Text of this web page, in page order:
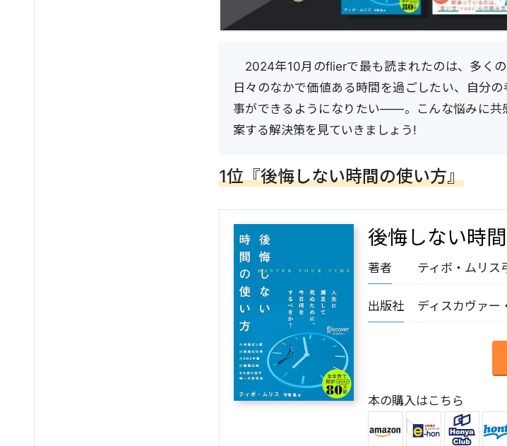
2024年10月のflierで最も読まれたのは、多く
日々のなかで価値ある時間を過ごしたい、自分
事ができるようになりたい——。こんな悩みに共
案する解決策を見ていきましょう!
1位『後悔しない時間の使い方』
後悔しない時
著者 ティボ・ムリス
出版社 ディスカヴァー
本の購入はこちら